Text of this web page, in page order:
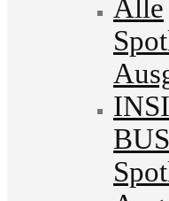
Alle